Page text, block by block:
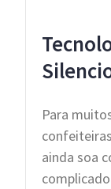
Para
ainda soa